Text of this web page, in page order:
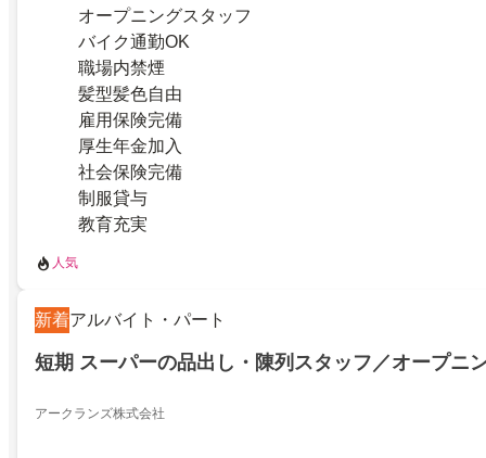
オープニングスタッフ
バイク通勤OK
職場内禁煙
髪型髪色自由
雇用保険完備
厚生年金加入
社会保険完備
制服貸与
教育充実
人気
新着アルバイト・パート
短期 スーパーの品出し・陳列スタッフ／オープニ
アークランズ株式会社